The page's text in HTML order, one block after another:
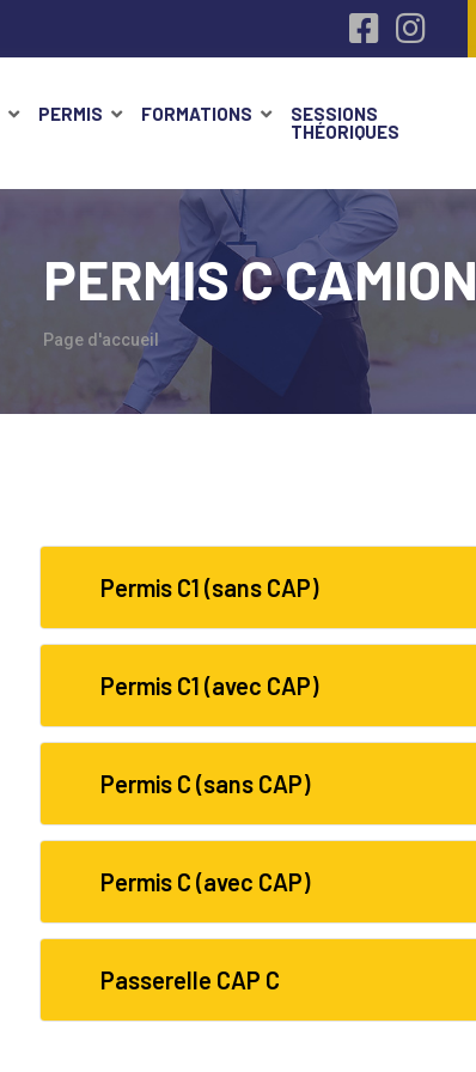
PERMIS FORMATIONS
SESSIONS
THÉORIQUES
PERMIS C CAMION
Page d'accueil
Permis C1 (sans CAP)
Permis C1 (avec CAP)
Permis C (sans CAP)
Permis C (avec CAP)
Passerelle CAP C